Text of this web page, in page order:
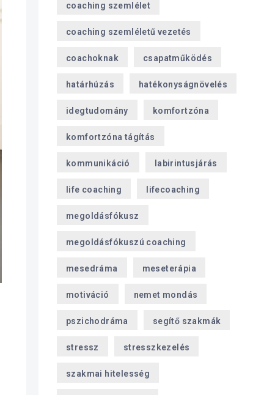
coaching szemlélet
coaching szemléletű vezetés
coachoknak csapatműködés
határhúzás hatékonyságnövelés
idegtudomány komfortzóna
komfortzóna tágítás
kommunikáció labirintusjárás
life coaching lifecoaching
megoldásfókusz
megoldásfókuszú coaching
mesedráma meseterápia
motiváció nemet mondás
pszichodráma segítő szakmák
stressz stresszkezelés
szakmai hitelesség